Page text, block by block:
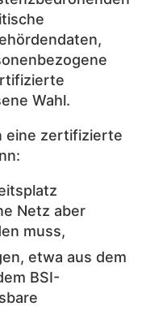
Wahl.
eine zertifizierte
Netz aber
muss,
etwa aus dem
BSI-